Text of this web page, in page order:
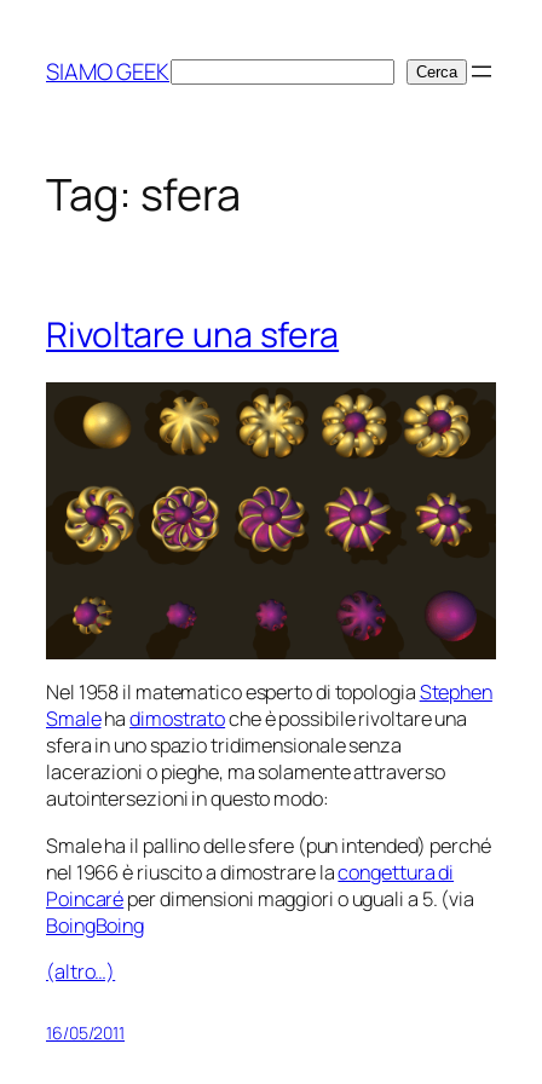
contenuto
SIAMO GEEKCerca Cerca
Tag: sfera
Rivoltare una sfera
Nel 1958 il matematico esperto di topologiaStephen
Smalehadimostratoche è possibile rivoltare una
sfera in uno spazio tridimensionale senza
lacerazioni o pieghe, ma solamente attraverso
autointersezioni in questo modo:
Smale ha il pallino delle sfere (pun intended) perché
nel 1966 è riuscito a dimostrare lacongettura di
Poincaréper dimensioni maggiori o uguali a 5. (via
BoingBoing
(altro…)
16/05/2011